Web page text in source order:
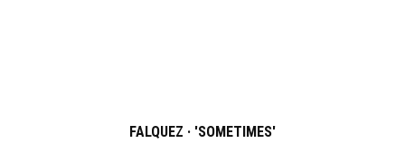
FALQUEZ · 'SOMETIMES'